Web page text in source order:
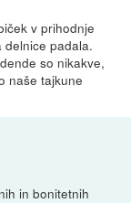
v prihodnje
delnice padala.
so nikakve,
naše tajkune
in bonitetnih